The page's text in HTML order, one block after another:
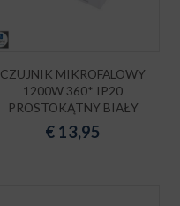
CZUJNIK MIKROFALOWY
1200W 360* IP20
PROSTOKĄTNY BIAŁY
€ 13,95